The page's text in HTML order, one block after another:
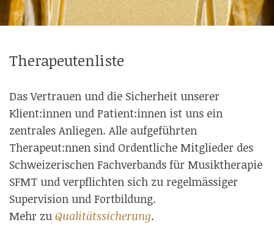
Therapeutenliste
Das Vertrauen und die Sicherheit unserer
Klient:innen und Patient:innen ist uns ein
zentrales Anliegen. Alle aufgeführten
Therapeut:nnen sind Ordentliche Mitglieder des
Schweizerischen Fachverbands für Musiktherapie
SFMT und verpflichten sich zu regelmässiger
Supervision und Fortbildung.
Mehr zu Qualitätssicherung.